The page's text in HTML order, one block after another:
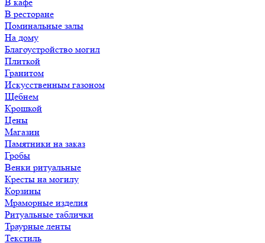
В ресторане
Поминальные залы
На дому
Благоустройство могил
Плиткой
Гранитом
Искусственным газоном
Щебнем
Крошкой
Цены
Магазин
Памятники на заказ
Гробы
Венки ритуальные
Кресты на могилу
Корзины
Мраморные изделия
Ритуальные таблички
Траурные ленты
Текстиль